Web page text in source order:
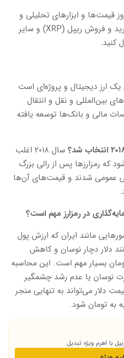
قیمت‌ها و ابزارهای تحلیلی و
همچنین پلتفرمی امن برای خرید و فروش ریپل (XRP) و سایر
کنید.
یک ارز دیجیتال و پروژه‌ای است
بین‌المللی و نقل و انتقال
مالی و بانک‌ها توسعه یافته
انتخاب شد؟
سال ۲۰۱۸ اغلب
که رمزارزها پس از رالی بزرگ
آگاهی عمومی شدند و قیمت‌های آن‌ها
در رمزارز مهم است؟
مانند ایران که ارزش پول
دلار دچار نوسان و کاهش
بسیار مهم است. این محاسبه
نوسان یا عدم رشد چشمگیر
دلار می‌تواند به تنهایی منجر
به تومان شود.